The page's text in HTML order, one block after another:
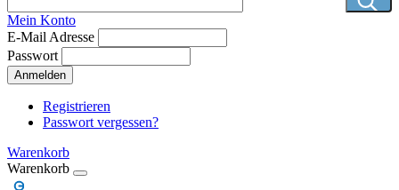
Mein Konto
E-Mail Adresse
Passwort
Anmelden
Registrieren
Passwort vergessen?
Warenkorb
Warenkorb